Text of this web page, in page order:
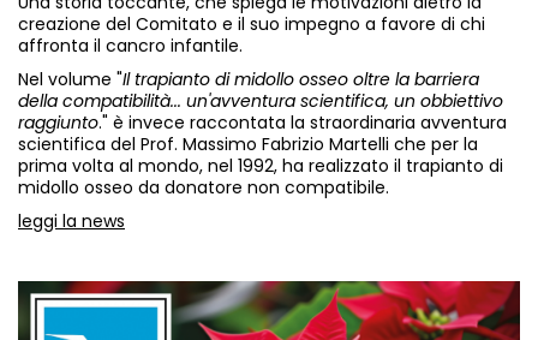
creazione del Comitato e il suo impegno a favore di chi
affronta il cancro infantile.
Nel volume "Il trapianto di midollo osseo oltre la barriera
della compatibilità... un'avventura scientifica, un obbiettivo
raggiunto." è invece raccontata la straordinaria avventura
scientifica del Prof. Massimo Fabrizio Martelli che per la
prima volta al mondo, nel 1992, ha realizzato il trapianto di
midollo osseo da donatore non compatibile.
leggi la news